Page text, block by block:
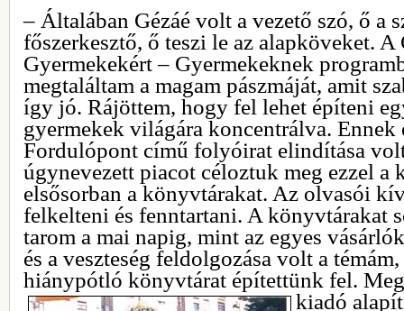
– Általában Gézáé volt a vezető szó, ő a
főszerkesztő, ő teszi le az alapköveket.
Gyermekekért – Gyermekeknek
megtaláltam a magam pászmáját, amit
így jó. Rájöttem, hogy fel lehet építeni
gyermekek világára koncentrálva. Ennek
Fordulópont című folyóirat elindítása
úgynevezett piacot céloztuk meg ezzel a
elsősorban a könyvtárakat. Az olvasói
felkelteni és fenntartani. A könyvtárakat
tarom a mai napig, mint az egyes
és a veszteség feldolgozása volt a
hiánypótló könyvtárat építettünk fel.
kiadó